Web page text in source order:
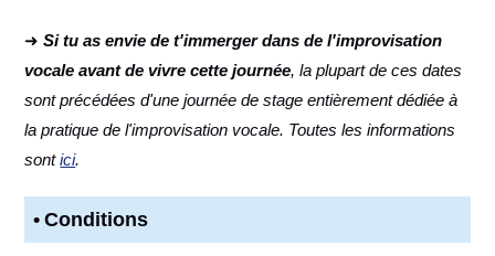
➜Si tu as envie de t'immerger dans de l'improvisation
vocale avant de vivre cette journée, la plupart de ces dates
sont précédées d'une journée de stage entièrement dédiée à
la pratique de l'improvisation vocale. Toutes les informations
sontici.
Conditions